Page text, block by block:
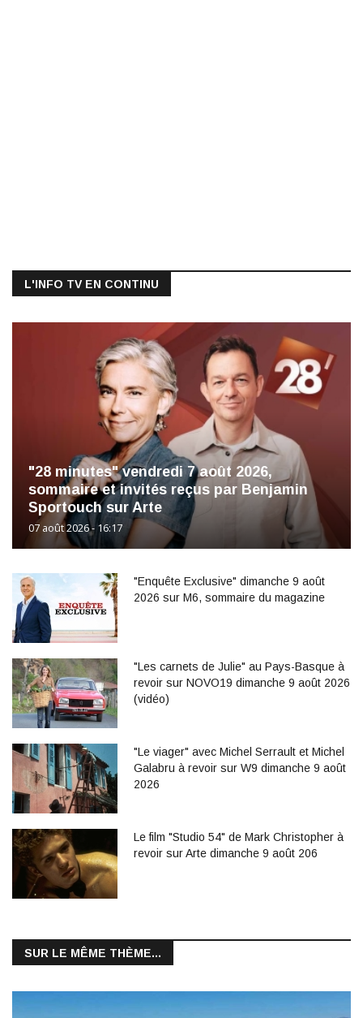
L'INFO TV EN CONTINU
"28 minutes" vendredi 7 août 2026,
sommaire et invités reçus par Benjamin
Sportouch sur Arte
07 août 2026 - 16:17
"Enquête Exclusive" dimanche 9 août
2026 sur M6, sommaire du magazine
"Les carnets de Julie" au Pays-Basque à
revoir sur NOVO19 dimanche 9 août 2026
(vidéo)
"Le viager" avec Michel Serrault et Michel
Galabru à revoir sur W9 dimanche 9 août
2026
Le film "Studio 54" de Mark Christopher à
revoir sur Arte dimanche 9 août 206
SUR LE MÊME THÈME...